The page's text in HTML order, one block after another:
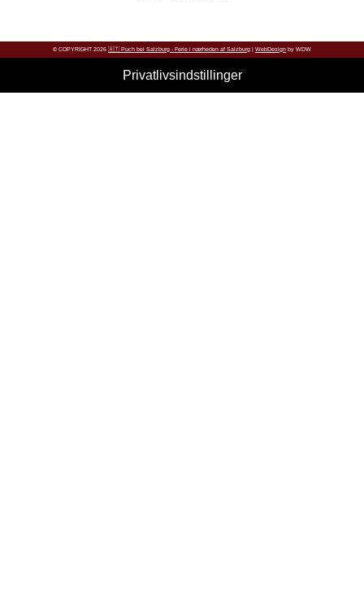
© COPYRIGHT 2026 🇦🇹 Puch bei Salzburg - Ferie i nærheden af Salzburg | WebDesign by WDW
Privatlivsindstillinger